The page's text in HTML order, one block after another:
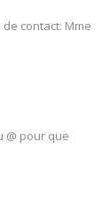
contact: Mme
@ pour que